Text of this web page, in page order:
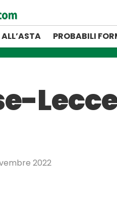
PROBABILI
2022